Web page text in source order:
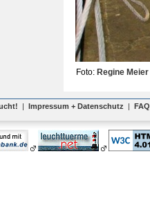
Foto: Regine Meier
| Impressum + Datenschutz | FAQ